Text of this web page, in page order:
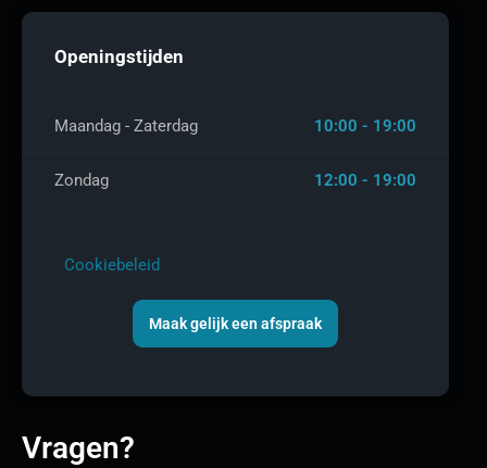
Openingstijden
Maandag - Zaterdag 10:00 - 19:00
Zondag 12:00 - 19:00
Cookiebeleid
Maak gelijk een afspraak
Vragen?